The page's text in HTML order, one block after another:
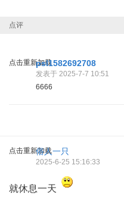
点评
点击重新加载psl1582692708
发表于 2025-7-7 10:51
6666
点击重新加载俗人一只
2025-6-25 15:16:33
就休息一天